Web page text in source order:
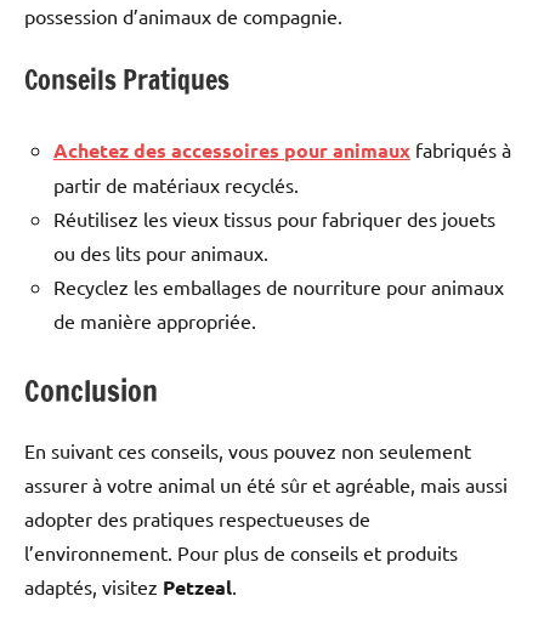
possession d’animaux de compagnie.
Conseils Pratiques
Achetez des accessoires pour animaux fabriqués à
partir de matériaux recyclés.
Réutilisez les vieux tissus pour fabriquer des jouets
ou des lits pour animaux.
Recyclez les emballages de nourriture pour animaux
de manière appropriée.
Conclusion
En suivant ces conseils, vous pouvez non seulement
assurer à votre animal un été sûr et agréable, mais aussi
adopter des pratiques respectueuses de
l’environnement. Pour plus de conseils et produits
adaptés, visitez Petzeal.